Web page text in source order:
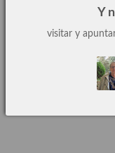
Y
visitar y